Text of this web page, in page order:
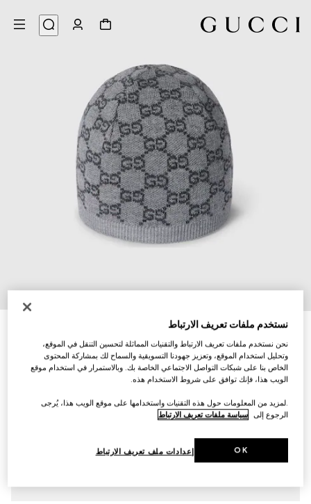
قبعة من الصوف بنقش GG للأطفال الرضّع
SAR 900
تنويعاترمادي ورمادي داكن
نستخدم ملفات تعريف الارتباط
نحن نستخدم ملفات تعريف الارتباط والتقنيات المماثلة لتحسين التنقل في الموقع،
وتحليل استخدام الموقع، وتعزيز جهودنا التسويقية والسماح لك بمشاركة المحتوى
الخاص بنا على شبكات التواصل الاجتماعي الخاصة بك. وبالاستمرار في استخدام موقع
الويب هذا، فإنك توافق على شروط الاستخدام هذه.
.لمزيد من المعلومات حول هذه التقنيات واستخدامها على موقع الويب هذا، يُرجى
الرجوع إلى سياسة ملفات تعريف الارتباط
إعدادات ملف تعريف الارتباط OK